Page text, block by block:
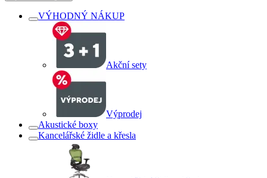
VÝHODNÝ NÁKUP
Akční sety
Výprodej
Akustické boxy
Kancelářské židle a křesla